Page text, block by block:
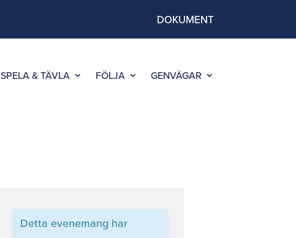
DOKUMENT
SPELA & TÄVLA FÖLJA GENVÄGAR
Detta evenemang har